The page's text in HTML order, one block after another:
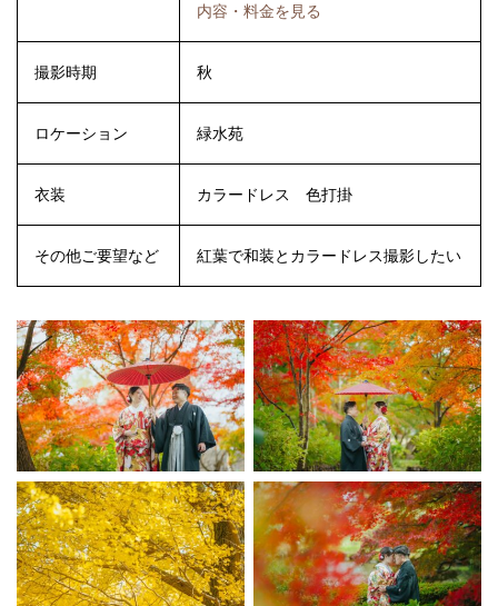
内容・料金を見る
撮影時期 秋
ロケーション 緑水苑
衣装 カラードレス 色打掛
その他ご要望など 紅葉で和装とカラードレス撮影したい